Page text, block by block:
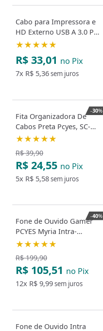
Cabo para Impressora e
HD Externo USB A 3.0 P/
USB USB B 3.0 2 Metros
★★★★★
R$ 33,01 no Pix
7x R$ 5,36sem juros
-30%
Fita Organizadora De
Cabos Preta Pcyes, SC-
47C
★★★★★
R$ 39,90
R$ 24,55 no Pix
5x R$ 5,58sem juros
-40%
Fone de Ouvido Gamer
PCYES Myria Intra-
Auricular P3 3.5mm com
★★★★★
R$ 199,90
R$ 105,51 no Pix
12x R$ 9,99sem juros
Fone de Ouvido Intra